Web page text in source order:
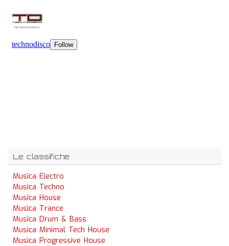
Le classifiche
Musica Electro
Musica Techno
Musica House
Musica Trance
Musica Drum & Bass
Musica Minimal Tech House
Musica Progressive House